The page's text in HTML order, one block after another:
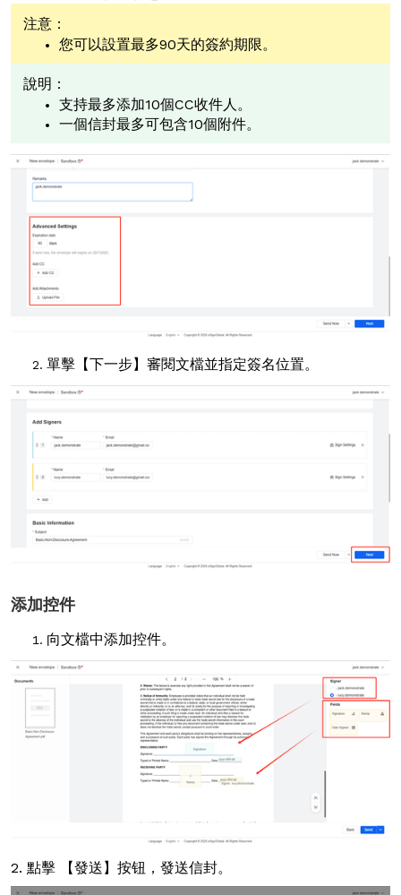
注意：
您可以設置最多90天的簽約期限。
說明：
支持最多添加10個CC收件人。
一個信封最多可包含10個附件。
單擊【下一步】審閱文檔並指定簽名位置。
添加控件
向文檔中添加控件。
2. 點擊 【發送】按钮，發送信封。